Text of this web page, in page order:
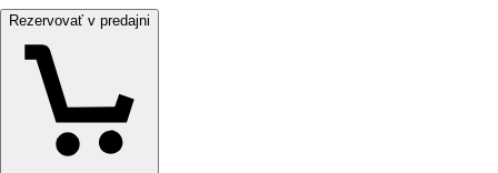
Rezervovať v predajni